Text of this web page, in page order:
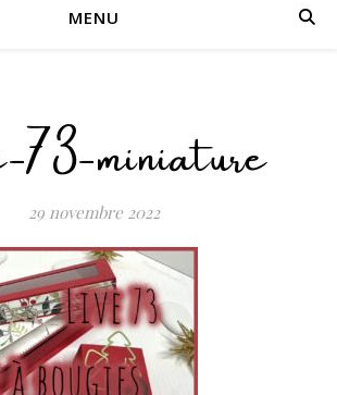
MENU
miniature
29 novembre 2022